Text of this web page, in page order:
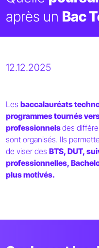
après un Bac
12.12.2025
Les baccalauréats
programmes tournés
professionnelsdes
sont organisés. Ils
de viser des BTS, DUT,
professionnelles,
plus motivés.